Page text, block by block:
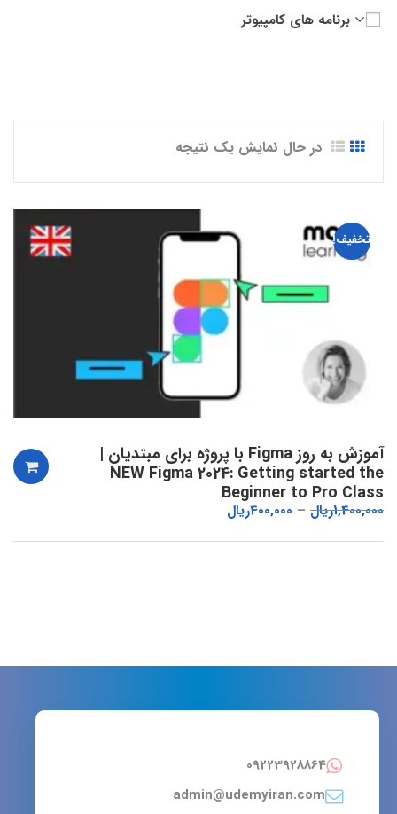
در حال نمایش یک نتیجه
تخفیف!
آموزش به روز Figma با پروژه برای مبتدیان |
NEW Figma 2024: Getting started the
Beginner to Pro Class
1,400,000ریال 400,000ریال
برنامه های کامپیوتر
09223928864
admin@udemyiran.com